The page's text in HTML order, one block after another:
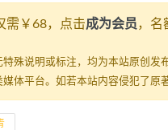
需￥68，点击成为会员，名
殊说明或标注，均为本站原创发
体平台。如若本站内容侵犯了原